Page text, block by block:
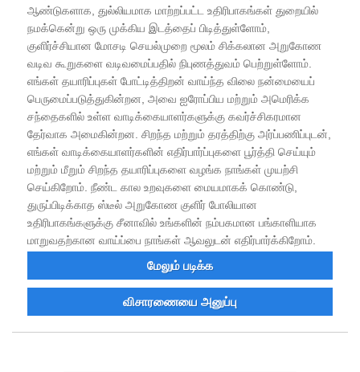
ஆண்டுகளாக, துல்லியமாக மாற்றப்பட்ட உதிரிபாகங்கள் துறையில்
நமக்கென்று ஒரு முக்கிய இடத்தைப் பிடித்துள்ளோம்,
குளிர்ச்சியான மோசடி செயல்முறை மூலம் சிக்கலான அறுகோண
வடிவ கூறுகளை வடிவமைப்பதில் நிபுணத்துவம் பெற்றுள்ளோம்.
எங்கள் தயாரிப்புகள் போட்டித்திறன் வாய்ந்த விலை நன்மையைப்
பெருமைப்படுத்துகின்றன, அவை ஐரோப்பிய மற்றும் அமெரிக்க
சந்தைகளில் உள்ள வாடிக்கையாளர்களுக்கு கவர்ச்சிகரமான
தேர்வாக அமைகின்றன. சிறந்த மற்றும் தரத்திற்கு அர்ப்பணிப்புடன்,
எங்கள் வாடிக்கையாளர்களின் எதிர்பார்ப்புகளை பூர்த்தி செய்யும்
மற்றும் மீறும் சிறந்த தயாரிப்புகளை வழங்க நாங்கள் முயற்சி
செய்கிறோம். நீண்ட கால உறவுகளை மையமாகக் கொண்டு,
துருப்பிடிக்காத ஸ்டீல் அறுகோண குளிர் போலியான
உதிரிபாகங்களுக்கு சீனாவில் உங்களின் நம்பகமான பங்காளியாக
மாறுவதற்கான வாய்ப்பை நாங்கள் ஆவலுடன் எதிர்பார்க்கிறோம்.
மேலும் படிக்க
விசாரணையை அனுப்பு